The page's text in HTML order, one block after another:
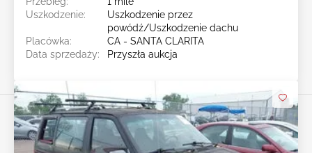
Uszkodzenie:
Uszkodzenie przez
powódź/Uszkodzenie dachu
Placówka:
CA - SANTA CLARITA
Data sprzedaży:
Przyszła aukcja